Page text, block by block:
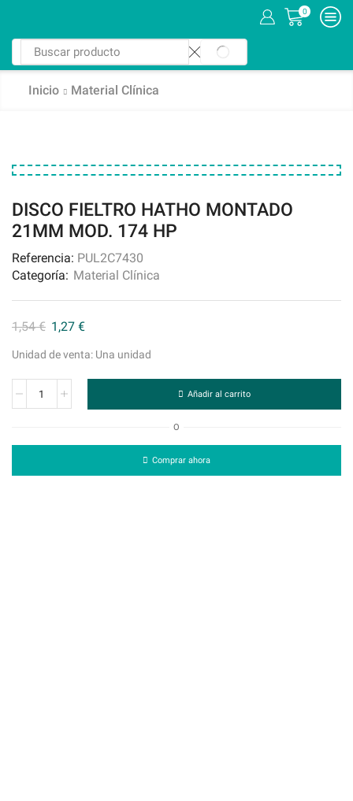
0
Inicio Material Clínica
DISCO FIELTRO HATHO MONTADO 
21MM MOD. 174 HP
Referencia: PUL2C7430
Categoría: Material Clínica
1,54€ 1,27 €
Unidad de venta: Una unidad
Añadir al carrito
O
Comprar ahora